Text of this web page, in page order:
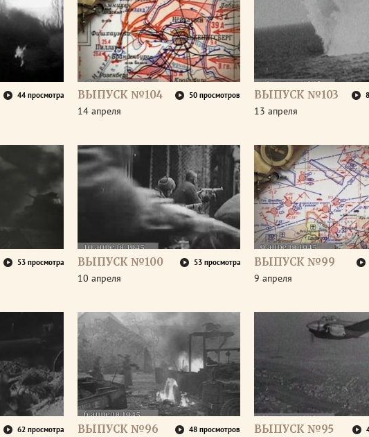
44 просмотра ВЫПУСК №104 50 просмотров
14 апреля
ВЫПУСК №103
13 апреля
53 просмотра ВЫПУСК №100 53 просмотра
10 апреля
ВЫПУСК №99
9 апреля
62 просмотра ВЫПУСК №96 48 просмотров ВЫПУСК №95